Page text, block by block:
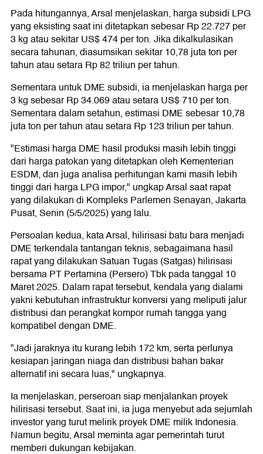
Pada hitungannya, Arsal menjelaskan, harga subsidi LPG
yang eksisting saat ini ditetapkan sebesar Rp 22.727 per
3 kg atau sekitar US$ 474 per ton. Jika dikalkulasikan
secara tahunan, diasumsikan sekitar 10,78 juta ton per
tahun atau setara Rp 82 triliun per tahun.
Sementara untuk DME subsidi, ia menjelaskan harga per
3 kg sebesar Rp 34.069 atau setara US$ 710 per ton.
Sementara dalam setahun, estimasi DME sebesar 10,78
juta ton per tahun atau setara Rp 123 triliun per tahun.
"Estimasi harga DME hasil produksi masih lebih tinggi
dari harga patokan yang ditetapkan oleh Kementerian
ESDM, dan juga analisa perhitungan kami masih lebih
tinggi dari harga LPG impor," ungkap Arsal saat rapat
yang dilakukan di Kompleks Parlemen Senayan, Jakarta
Pusat, Senin (5/5/2025) yang lalu.
Persoalan kedua, kata Arsal, hilirisasi batu bara menjadi
DME terkendala tantangan teknis, sebagaimana hasil
rapat yang dilakukan Satuan Tugas (Satgas) hilirisasi
bersama PT Pertamina (Persero) Tbk pada tanggal 10
Maret 2025. Dalam rapat tersebut, kendala yang dialami
yakni kebutuhan infrastruktur konversi yang meliputi jalur
distribusi dan perangkat kompor rumah tangga yang
kompatibel dengan DME.
"Jadi jaraknya itu kurang lebih 172 km, serta perlunya
kesiapan jaringan niaga dan distribusi bahan bakar
alternatif ini secara luas," ungkapnya.
Ia menjelaskan, perseroan siap menjalankan proyek
hilirisasi tersebut. Saat ini, ia juga menyebut ada sejumlah
investor yang turut melirik proyek DME milik Indonesia.
Namun begitu, Arsal meminta agar pemerintah turut
memberi dukungan kebijakan.